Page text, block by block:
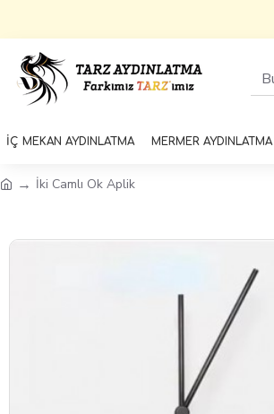
İÇ MEKAN AYDINLATMA MERMER AYDINLATMA
İki Camlı Ok Aplik